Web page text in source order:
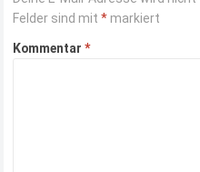
Felder sind mit* markiert
Kommentar*